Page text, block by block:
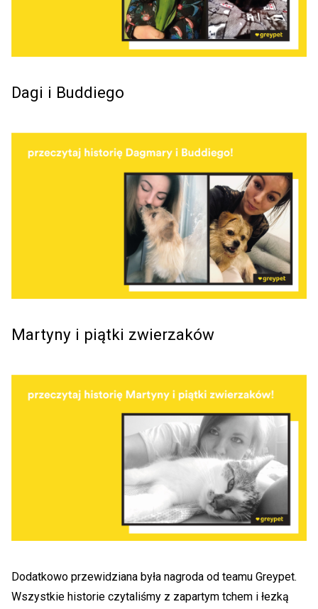
Dagi i Buddiego
Martyny i piątki zwierzaków
Dodatkowo przewidziana była nagroda od teamu Greypet.
Wszystkie historie czytaliśmy z zapartym tchem i łezką